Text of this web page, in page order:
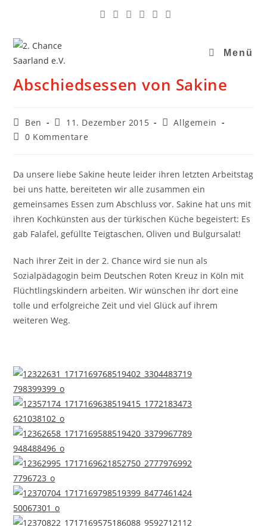
Menü
Abschiedsessen von Sakine
Ben 11. Dezember 2015
Allgemein
0 Kommentare
Da unsere liebe Sakine heute leider ihren letzten Arbeitstag
bei uns hatte, bereiteten wir alle zusammen ein
gemeinsames Essen zum Abschluss vor. Sakine hat uns mit
ihren Kochkünsten aus der türkischen Küche begeistert: Es
gab Falafel, gefüllte Teigtaschen, Oliven und Bulgursalat!
Nach ihrer Zeit in der 2. Chance wird sie nun als
Sozialpädagogin beim Deutschen Roten Kreuz in Köln mit
Flüchtlingskindern arbeiten. Wir wünschen ihr dort eine
tolle und erfolgreiche Zeit und viel Glück auf ihrem
weiteren Weg.